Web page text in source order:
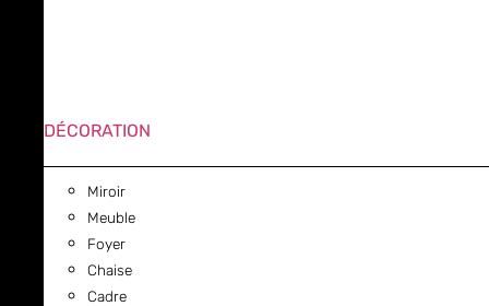
DÉCORATION
Miroir
Meuble
Foyer
Chaise
Cadre